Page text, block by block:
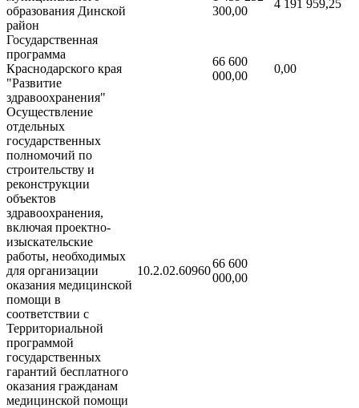
образования Динской
район
300,00
4 191 959,25
Государственная
программа
Краснодарского края
"Развитие
здравоохранения"
66 600
000,00
0,00
Осуществление
отдельных
государственных
полномочий по
строительству и
реконструкции
объектов
здравоохранения,
включая проектно-
изыскательские
работы, необходимых
для организации
оказания медицинской
помощи в
соответствии с
Территориальной
программой
государственных
гарантий бесплатного
оказания гражданам
медицинской помощи
10.2.02.60960
66 600
000,00